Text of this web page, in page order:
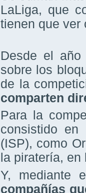
LaLiga, que
tienen que ver
Desde el
sobre los
de la
comparten
Para la
consistido en
(ISP), como
la piratería,
Y, mediante
compañías